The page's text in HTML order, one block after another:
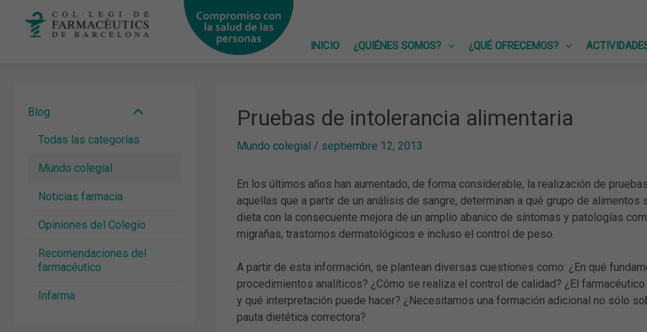
INICIO
¿QUIÉNES SOMOS? ¿QUÉ OFRECEMOS?
Blog
Todas las categorías
Mundo colegial
Noticias farmacia
Opiniones del Colegio
Recomendaciones del
farmacéutico
Infarma
Pruebas de intolerancia alimentaria
Mundo colegial / septiembre 12, 2013
En los últimos años han aumentado, de forma considerable, la realización de
aquellas que a partir de un análisis de sangre, determinan a qué grupo de
dieta con la consecuente mejora de un amplio abanico de síntomas y patologías
migrañas, trastornos dermatológicos e incluso el control de peso.
A partir de esta información, se plantean diversas cuestiones como: ¿En qué
procedimientos analíticos? ¿Cómo se realiza el control de calidad? ¿El
y qué interpretación puede hacer? ¿Necesitamos una formación adicional no sólo
pauta dietética correctora?